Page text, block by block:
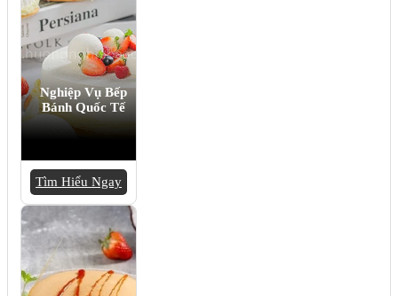
Nghiệp Vụ Bếp
Bánh Quốc Tế
Tìm Hiểu Ngay